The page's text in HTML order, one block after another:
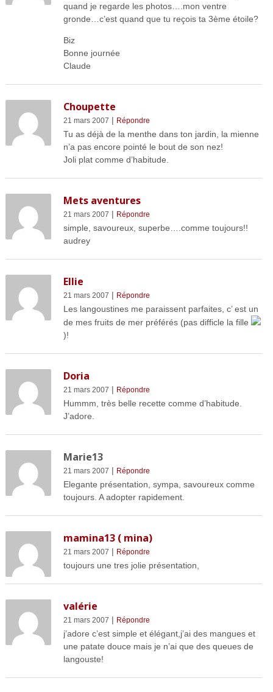
quand je regarde les photos….mon ventre
gronde…c’est quand que tu reçois ta 3ème étoile?
Biz
Bonne journée
Claude
Choupette
21 mars 2007 | Répondre
Tu as déjà de la menthe dans ton jardin, la mienne
n’a pas encore pointé le bout de son nez!
Joli plat comme d’habitude.
Mets aventures
21 mars 2007 | Répondre
simple, savoureux, superbe….comme toujours!!
audrey
Ellie
21 mars 2007 | Répondre
Les langoustines me paraissent parfaites, c’ est un
de mes fruits de mer préférés (pas difficle la fille
)!
Doria
21 mars 2007 | Répondre
Hummm, très belle recette comme d’habitude.
J’adore.
Marie13
21 mars 2007 | Répondre
Elegante présentation, sympa, savoureux comme
toujours. A adopter rapidement.
mamina13 ( mina)
21 mars 2007 | Répondre
toujours une tres jolie présentation,
valérie
21 mars 2007 | Répondre
j’adore c’est simple et élégant,j’ai des mangues et
une patate douce mais je n’ai que des queues de
langouste!